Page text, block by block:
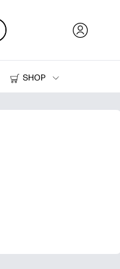
SHOP
Printers